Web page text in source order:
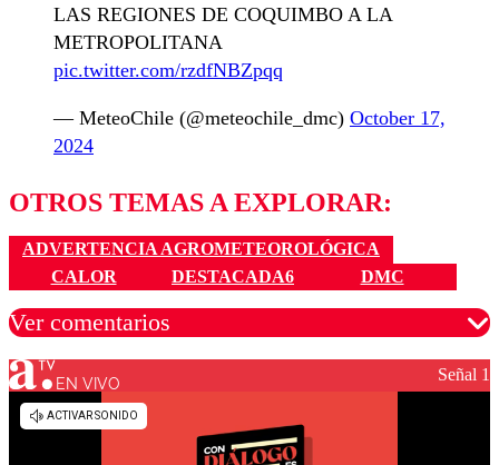
LAS REGIONES DE COQUIMBO A LA
METROPOLITANA
pic.twitter.com/rzdfNBZpqq
— MeteoChile (@meteochile_dmc) October 17,
2024
OTROS TEMAS A EXPLORAR:
ADVERTENCIA AGROMETEOROLÓGICA
CALOR
DESTACADA6 DMC
Ver comentarios
Los comentarios son moderados para garantizar un
EN VIVO Señal 1